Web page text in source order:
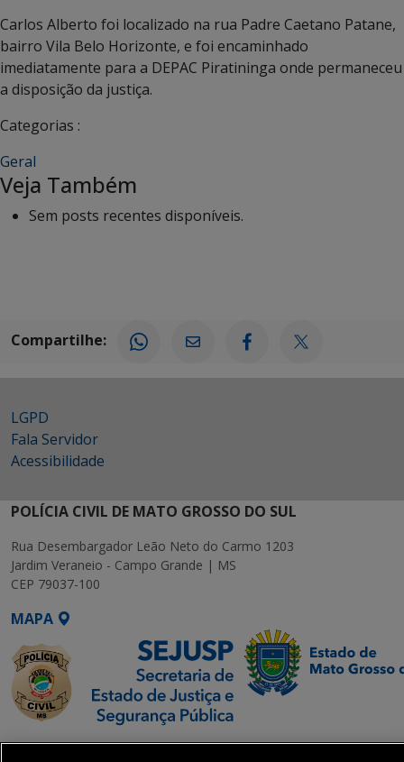
Carlos Alberto foi localizado na rua Padre Caetano Patane,
bairro Vila Belo Horizonte, e foi encaminhado
imediatamente para a DEPAC Piratininga onde permaneceu
a disposição da justiça.
Categorias :
Geral
Veja Também
Sem posts recentes disponíveis.
Compartilhe:
LGPD
Fala Servidor
Acessibilidade
POLÍCIA CIVIL DE MATO GROSSO DO SUL
Rua Desembargador Leão Neto do Carmo 1203
Jardim Veraneio - Campo Grande | MS
CEP 79037-100
MAPA
SETDIG | Secretaria-